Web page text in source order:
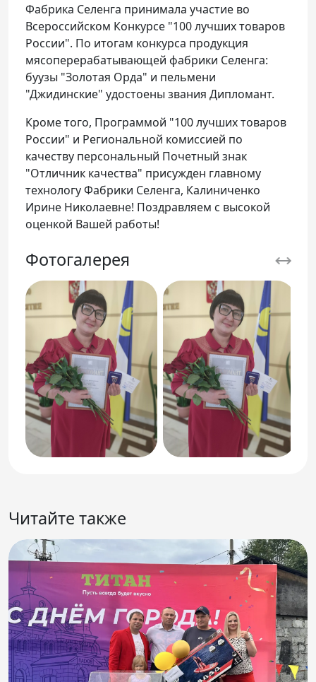
Фабрика Селенга принимала участие во
Всероссийском Конкурсе "100 лучших товаров
России". По итогам конкурса продукция
мясоперерабатывающей фабрики Селенга:
буузы "Золотая Орда" и пельмени
"Джидинские" удостоены звания Дипломант.
Кроме того, Программой "100 лучших товаров
России" и Региональной комиссией по
качеству персональный Почетный знак
"Отличник качества" присужден главному
технологу Фабрики Селенга, Калиниченко
Ирине Николаевне! Поздравляем с высокой
оценкой Вашей работы!
Фотогалерея
Читайте также